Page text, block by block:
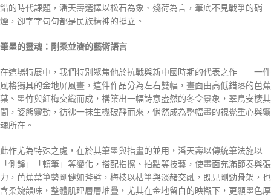
錯的時代課題，潘天壽選擇以松石為象、殘荷為言，筆底不見戰爭的硝
煙，卻字字句句都是民族精神的挺立。
筆墨的靈魂：剛柔並濟的藝術語言
在這場特展中，我們特別聚焦他於抗戰與新中國時期的代表之作——一件
風格獨具的金地屏風畫，這件作品分為左右雙幅，畫面由高低錯落的芭蕉
葉、墨竹與紅梅交織而成，構築出一幅詩意盎然的冬令景象，翠鳥安棲其
間，姿態靈動，彷彿一抹生機破靜而來，悄然成為整幅畫的視覺重心與靈
魂所在。
此作尤為特殊之處，在於其筆墨與指畫的並用，潘天壽以傳統筆法施以
「側鋒」「頓筆」等變化，搭配指擦、拍點等技藝，使畫面充滿節奏與張
力，芭蕉葉筆勢剛健如斧劈，梅枝以枯筆與淡赭交融，既見剛勁骨架，也
含柔婉韻味，整體肌理層層堆疊，尤其在金地留白的映襯下，更顯墨色厚